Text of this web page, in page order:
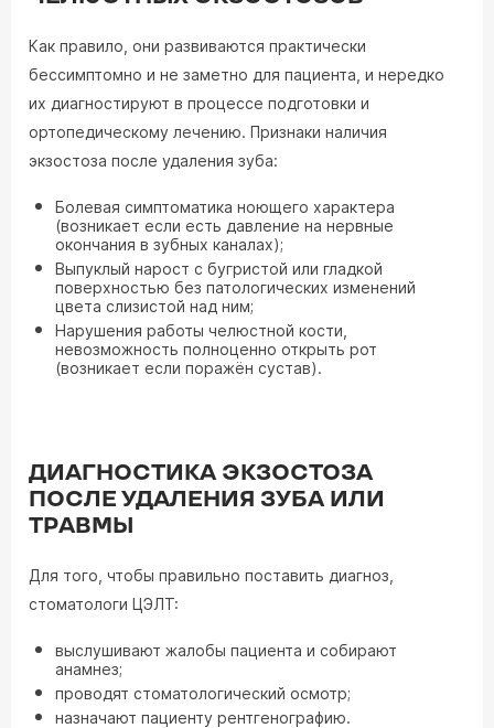
Как правило, они развиваются практически
бессимптомно и не заметно для пациента, и нередко
их диагностируют в процессе подготовки и
ортопедическому лечению. Признаки наличия
экзостоза после удаления зуба:
Болевая симптоматика ноющего характера
(возникает если есть давление на нервные
окончания в зубных каналах);
Выпуклый нарост с бугристой или гладкой
поверхностью без патологических изменений
цвета слизистой над ним;
Нарушения работы челюстной кости,
невозможность полноценно открыть рот
(возникает если поражён сустав).
ДИАГНОСТИКА ЭКЗОСТОЗА
ПОСЛЕ УДАЛЕНИЯ ЗУБА ИЛИ
ТРАВМЫ
Для того, чтобы правильно поставить диагноз,
стоматологи ЦЭЛТ:
выслушивают жалобы пациента и собирают
анамнез;
проводят стоматологический осмотр;
назначают пациенту рентгенографию.